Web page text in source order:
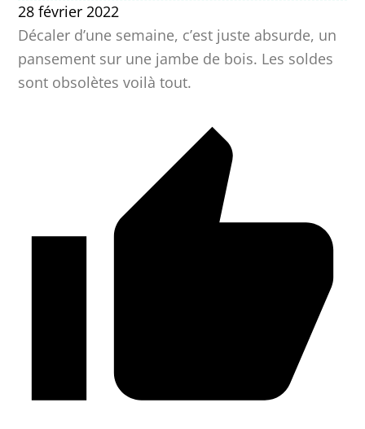
28 février 2022
Décaler d’une semaine, c’est juste absurde, un
pansement sur une jambe de bois. Les soldes
sont obsolètes voilà tout.